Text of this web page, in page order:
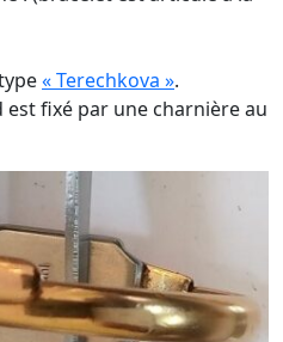
« Terechkova ».
fixé par une charnière au